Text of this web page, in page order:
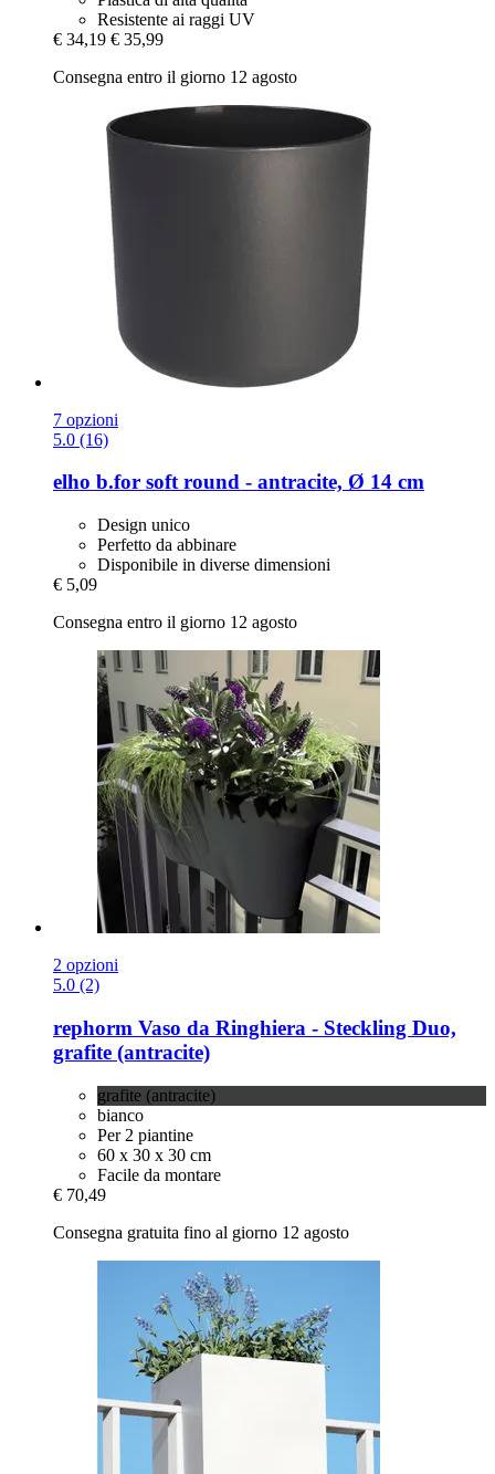
Resistente ai raggi UV
€ 34,19 € 35,99
Consegna entro il giorno 12 agosto
7 opzioni
5.0 (16)
elho b.for soft round -​ antracite, Ø 14 cm
Design unico
Perfetto da abbinare
Disponibile in diverse dimensioni
€ 5,09
Consegna entro il giorno 12 agosto
2 opzioni
5.0 (2)
rephorm Vaso da Ringhiera -​ Steckling Duo,
grafite (antracite)
grafite (antracite)
bianco
Per 2 piantine
60 x 30 x 30 cm
Facile da montare
€ 70,49
Consegna gratuita fino al giorno 12 agosto